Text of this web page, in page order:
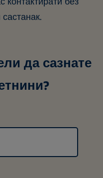
да сазнате